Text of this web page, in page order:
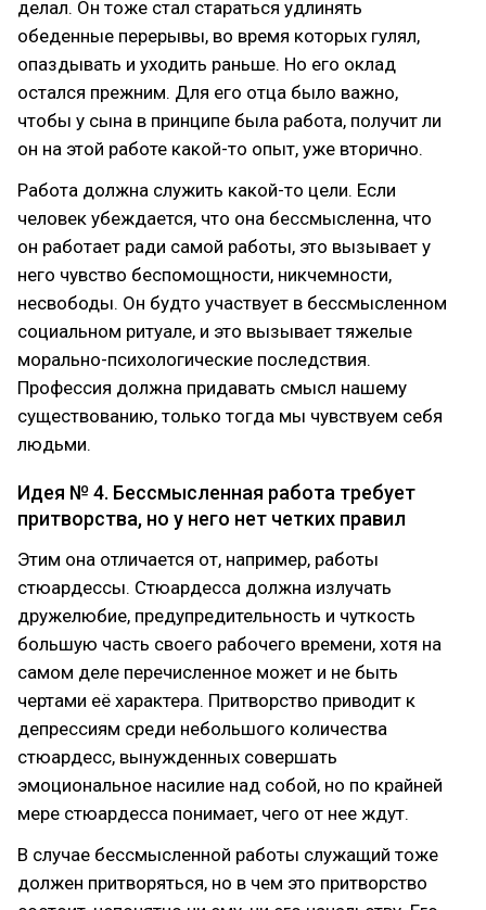
делал. Он тоже стал стараться удлинять
обеденные перерывы, во время которых гулял,
опаздывать и уходить раньше. Но его оклад
остался прежним. Для его отца было важно,
чтобы у сына в принципе была работа, получит ли
он на этой работе какой-то опыт, уже вторично.
Работа должна служить какой-то цели. Если
человек убеждается, что она бессмысленна, что
он работает ради самой работы, это вызывает у
него чувство беспомощности, никчемности,
несвободы. Он будто участвует в бессмысленном
социальном ритуале, и это вызывает тяжелые
морально-психологические последствия.
Профессия должна придавать смысл нашему
существованию, только тогда мы чувствуем себя
людьми.
Идея № 4. Бессмысленная работа требует
притворства, но у него нет четких правил
Этим она отличается от, например, работы
стюардессы. Стюардесса должна излучать
дружелюбие, предупредительность и чуткость
большую часть своего рабочего времени, хотя на
самом деле перечисленное может и не быть
чертами её характера. Притворство приводит к
депрессиям среди небольшого количества
стюардесс, вынужденных совершать
эмоциональное насилие над собой, но по крайней
мере стюардесса понимает, чего от нее ждут.
В случае бессмысленной работы служащий тоже
должен притворяться, но в чем это притворство